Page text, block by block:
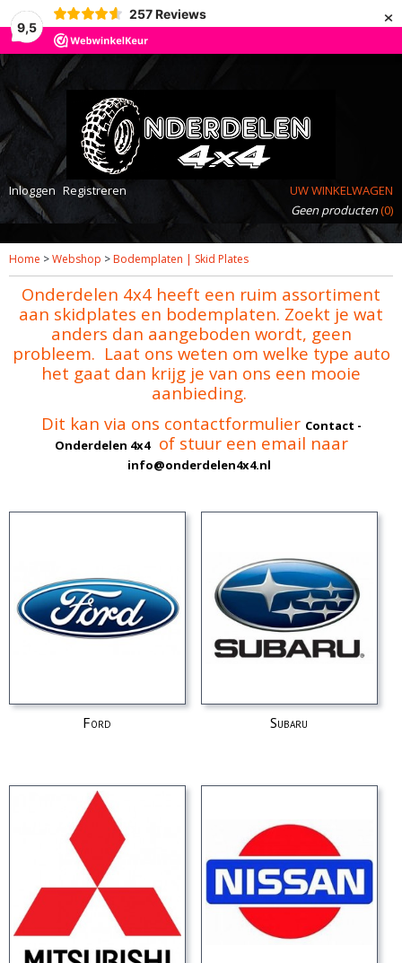
9,5
257 Reviews ×
Inloggen Registreren
UW WINKELWAGEN
Geen producten(0)
Home >Webshop > Bodemplaten | Skid Plates
Onderdelen 4x4 heeft een ruim assortiment
aan skidplates en bodemplaten. Zoekt je wat
anders dan aangeboden wordt, geen
probleem. Laat ons weten om welke type auto
het gaat dan krijg je van ons een mooie
aanbieding.
Dit kan via ons contactformulier Contact -
Onderdelen 4x4
of stuur een email naar
info@onderdelen4x4.nl
Ford Subaru